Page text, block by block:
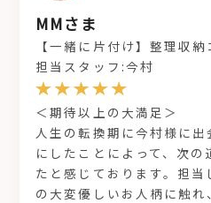
MMさま
【一緒に片付け】整理収
担当スタッフ:今村
＜期待以上の大満足＞
人生の転換期に今村様に
にしたことによって、次
たと感じております。担
の大変優しいお人柄に触れ